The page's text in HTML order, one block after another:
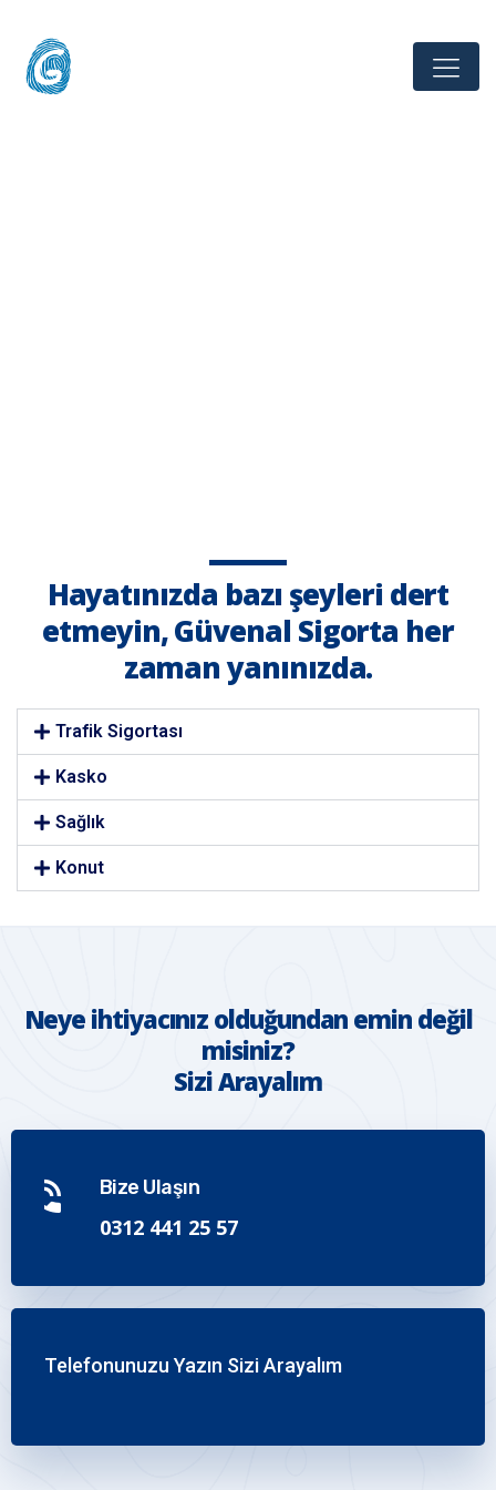
Hayatınızda bazı şeyleri dert
etmeyin, Güvenal Sigorta her
zaman yanınızda.
Trafik Sigortası
Kasko
Sağlık
Konut
Neye ihtiyacınız olduğundan emin değil
misiniz?
Sizi Arayalım
Bize Ulaşın
0312 441 25 57
Telefonunuzu Yazın Sizi Arayalım